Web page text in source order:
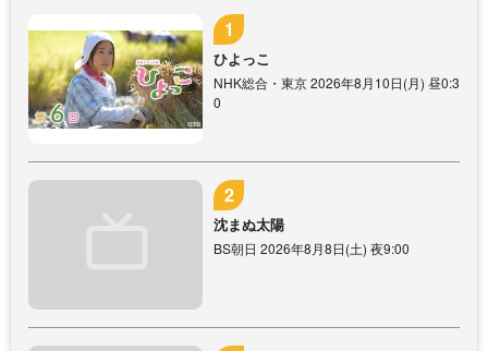
ひよっこ
NHK総合・東京 2026年8月10日(月) 昼0:3
0
沈まぬ太陽
BS朝日 2026年8月8日(土) 夜9:00